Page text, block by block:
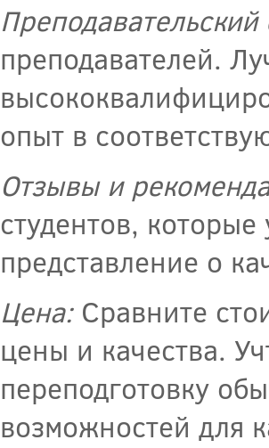
Преподавательский
преподавателей.
опыт в
Отзывы и
студентов,
представление о
Цена:Сравните
цены и качества.
переподготовку
возможностей для